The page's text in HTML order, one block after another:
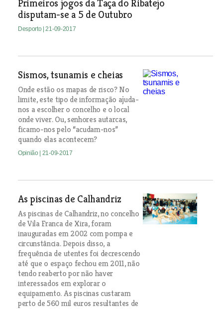
Primeiros jogos da Taça do Ribatejo
disputam-se a 5 de Outubro
Desporto | 21-09-2017
Sismos, tsunamis e cheias
Onde estão os mapas de risco? No
limite, este tipo de informação ajuda-
nos a escolher o concelho e o local
onde viver. Ou, senhores autarcas,
ficamo-nos pelo “acudam-nos”
quando elas acontecem?
Opinião | 21-09-2017
As piscinas de Calhandriz
As piscinas de Calhandriz, no concelho
de Vila Franca de Xira, foram
inauguradas em 2002 com pompa e
circunstância. Depois disso, a
frequência de utentes foi decrescendo
até que o espaço fechou em 2011, não
tendo reaberto por não haver
interessados em explorar o
equipamento. As piscinas custaram
perto de 560 mil euros resultantes de